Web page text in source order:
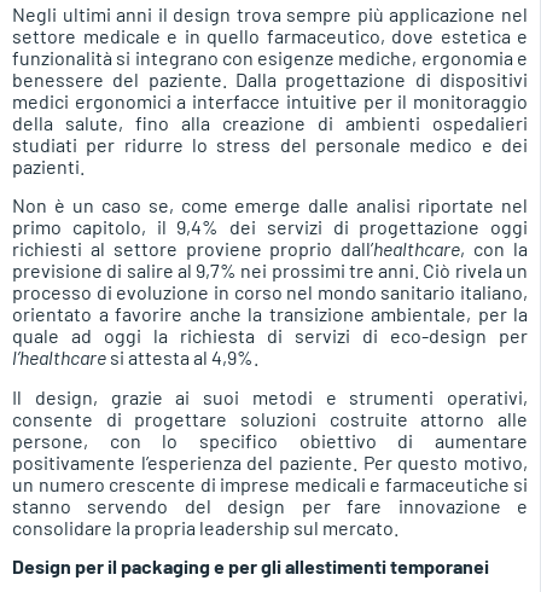
Negli ultimi anni il design trova sempre più applicazione nel
settore medicale e in quello farmaceutico, dove estetica e
funzionalità si integrano con esigenze mediche, ergonomia e
benessere del paziente. Dalla progettazione di dispositivi
medici ergonomici a interfacce intuitive per il monitoraggio
della salute, fino alla creazione di ambienti ospedalieri
studiati per ridurre lo stress del personale medico e dei
pazienti.
Non è un caso se, come emerge dalle analisi riportate nel
primo capitolo, il 9,4% dei servizi di progettazione oggi
richiesti al settore proviene proprio dall’healthcare, con la
previsione di salire al 9,7% nei prossimi tre anni. Ciò rivela un
processo di evoluzione in corso nel mondo sanitario italiano,
orientato a favorire anche la transizione ambientale, per la
quale ad oggi la richiesta di servizi di eco-design per
l’healthcare si attesta al 4,9%.
Il design, grazie ai suoi metodi e strumenti operativi,
consente di progettare soluzioni costruite attorno alle
persone, con lo specifico obiettivo di aumentare
positivamente l’esperienza del paziente. Per questo motivo,
un numero crescente di imprese medicali e farmaceutiche si
stanno servendo del design per fare innovazione e
consolidare la propria leadership sul mercato.
Design per il packaging e per gli allestimenti temporanei